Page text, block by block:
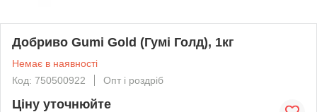
Добриво Gumi Gold (Гумі Голд), 1кг
Немає в наявності
Код: 750500922
Опт і роздріб
Ціну уточнюйте